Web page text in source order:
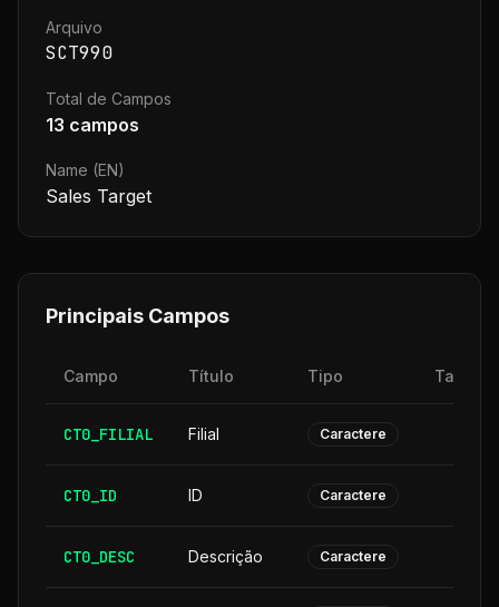
Arquivo
SCT990
Total de Campos
13 campos
Name (EN)
Sales Target
Principais Campos
Campo Título Tipo
CT0_FILIAL Filial Caractere
CT0_ID ID Caractere
CT0_DESC Descrição Caractere